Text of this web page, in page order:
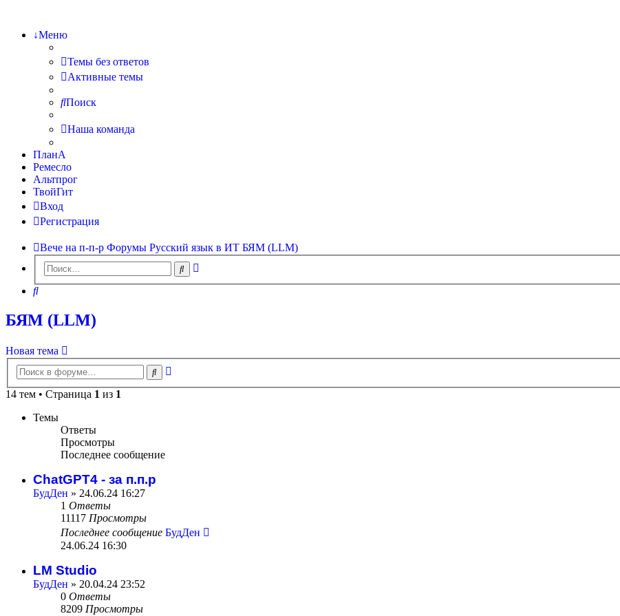
↓Меню
Темы без ответов
Активные темы
Поиск
Наша команда
ПланА
Ремесло
Альтпрог
ТвойГит
Вход
Регистрация
Вече на п-п-р Форумы Русский язык в ИТ БЯМ (LLM)
Поиск
Поиск
БЯМ (LLM)
Новая тема
Поиск
14 тем • Страница 1 из 1
Темы
Ответы
Просмотры
Последнее сообщение
ChatGPT4 - за п.п.р
БудДен » 24.06.24 16:27
1 Ответы
11117 Просмотры
Последнее сообщение БудДен
24.06.24 16:30
LM Studio
БудДен » 20.04.24 23:52
0 Ответы
8209 Просмотры